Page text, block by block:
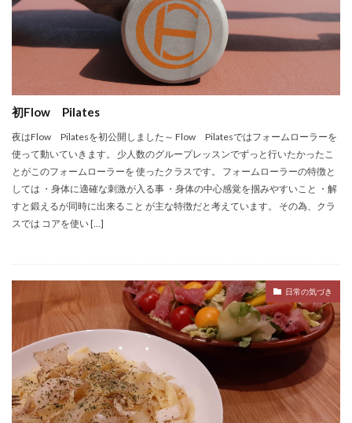
初Flow Pilates
夜はFlow Pilatesを初公開しました～ Flow Pilatesではフォームローラーを
使って動いていきます。 少人数のグループレッスンでずっと行いたかったこ
とがこのフォームローラーを 使ったクラスです。 フォームローラーの特徴と
しては ・身体に適確な刺激が入る事 ・身体の中心感覚を掴みやすいこと ・解
すと鍛えるが同時に出来ること が主な特徴だと考えています。 その為、クラ
スでは コアを使い […]
日常の気づき